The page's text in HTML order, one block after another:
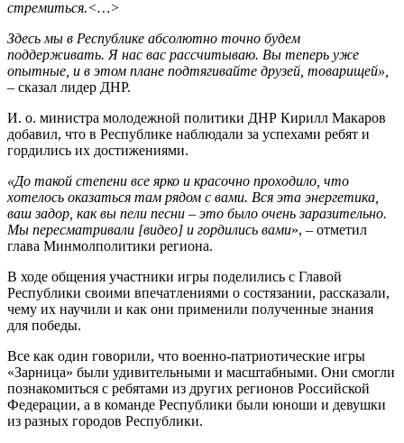
стремиться.<…>
Здесь мы в Республике абсолютно точно будем
поддерживать. Я нас вас рассчитываю. Вы теперь уже
опытные, и в этом плане подтягивайте друзей, товарищей»,
– сказал лидер ДНР.
И. о. министра молодежной политики ДНР Кирилл Макаров
добавил, что в Республике наблюдали за успехами ребят и
гордились их достижениями.
«До такой степени все ярко и красочно проходило, что
хотелось оказаться там рядом с вами. Вся эта энергетика,
ваш задор, как вы пели песни – это было очень заразительно.
Мы пересматривали [видео] и гордились вами», – отметил
глава Минмолполитики региона.
В ходе общения участники игры поделились с Главой
Республики своими впечатлениями о состязании, рассказали,
чему их научили и как они применили полученные знания
для победы.
Все как один говорили, что военно-патриотические игры
«Зарница» были удивительными и масштабными. Они смогли
познакомиться с ребятами из других регионов Российской
Федерации, а в команде Республики были юноши и девушки
из разных городов Республики.